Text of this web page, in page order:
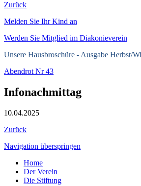
Zurück
Melden Sie Ihr Kind an
Werden Sie Mitglied im Diakonieverein
Unsere Hausbroschüre - Ausgabe Herbst/
Abendrot Nr 43
Infonachmittag
10.04.2025
Zurück
Navigation überspringen
Home
Der Verein
Die Stiftung